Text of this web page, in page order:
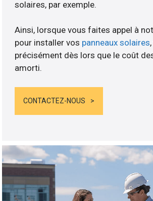
solaires, par exemple.
Ainsi, lorsque vous faites appel à
pour installer vos panneaux solaires
précisément dès lors que le coût
amorti.
CONTACTEZ-NOUS